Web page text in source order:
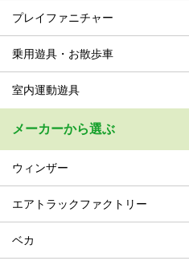
プレイファニチャー
乗用遊具・お散歩車
室内運動遊具
メーカーから選ぶ
ウィンザー
エアトラックファクトリー
ベカ